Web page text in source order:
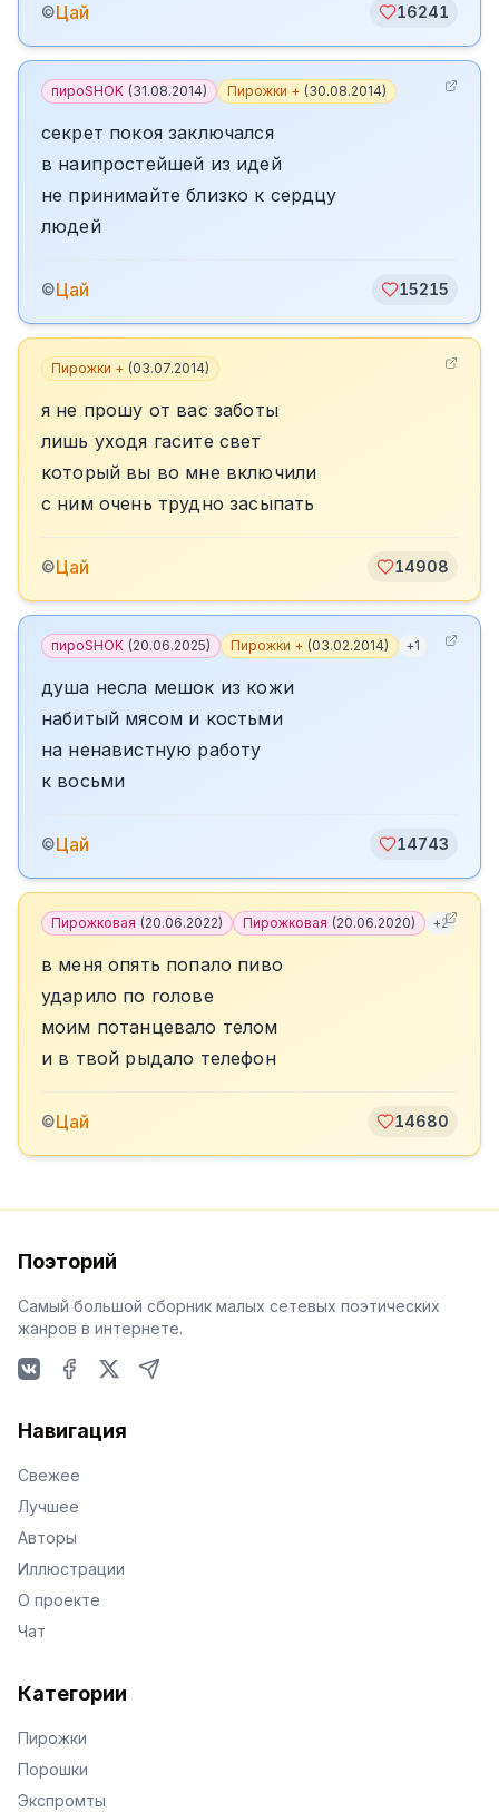
©Цай 16241
пироSHOK (31.08.2014) Пирожки + (30.08.2014)
секрет покоя заключался
в наипростейшей из идей
не принимайте близко к сердцу
людей
©Цай 15215
Пирожки + (03.07.2014)
я не прошу от вас заботы
лишь уходя гасите свет
который вы во мне включили
с ним очень трудно засыпать
©Цай 14908
пироSHOK (20.06.2025) Пирожки + (03.02.2014) +1
душа несла мешок из кожи
набитый мясом и костьми
на ненавистную работу
к восьми
©Цай 14743
Пирожковая (20.06.2022) Пирожковая (20.06.2020) +2
в меня опять попало пиво
ударило по голове
моим потанцевало телом
и в твой рыдало телефон
©Цай 14680
Поэторий
Самый большой сборник малых сетевых поэтических
жанров в интернете.
Навигация
Свежее
Лучшее
Авторы
Иллюстрации
О проекте
Чат
Категории
Пирожки
Порошки
Экспромты